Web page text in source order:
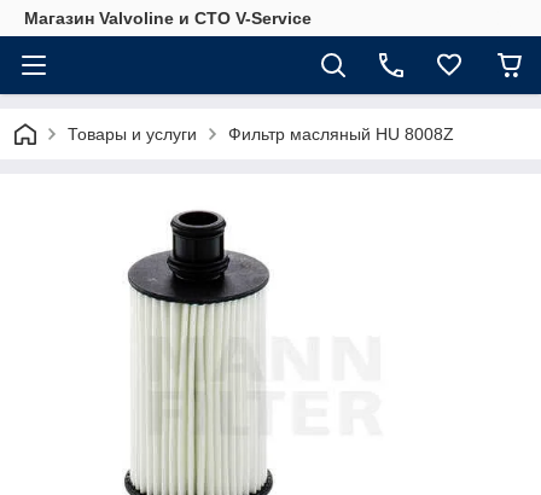
Магазин Valvoline и СТО V-Service
Товары и услуги Фильтр масляный HU 8008Z